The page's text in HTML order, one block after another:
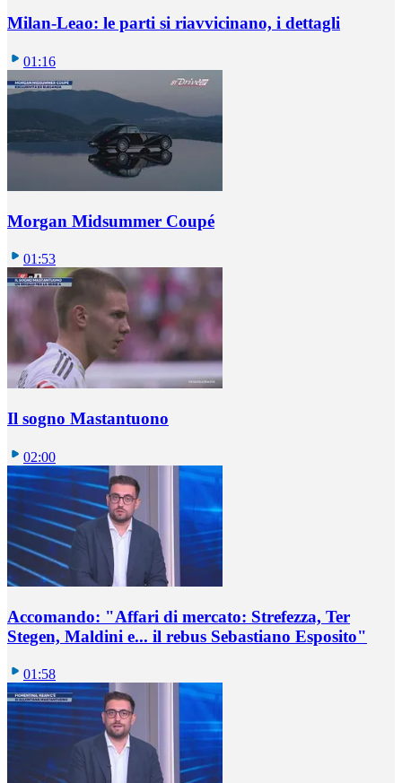
Milan-Leao: le parti si riavvicinano, i dettagli
01:16
Morgan Midsummer Coupé
01:53
Il sogno Mastantuono
02:00
Accomando: "Affari di mercato: Strefezza, Ter
Stegen, Maldini e... il rebus Sebastiano Esposito"
01:58